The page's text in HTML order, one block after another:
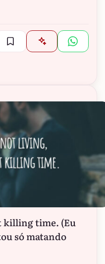
time. (Eu
só matando